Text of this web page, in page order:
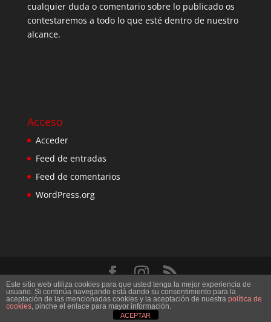
cualquier duda o comentario sobre lo publicado os
contestaremos a todo lo que esté dentro de nuestro
alcance.
Acceso
Acceder
Feed de entradas
Feed de comentarios
WordPress.org
Diseñado porElegant Themes| Desarrollado por
WordPress
Este sitio web utiliza cookies para que usted tenga la mejor experiencia de
usuario. Si continúa navegando está dando su consentimiento para la
aceptación de las mencionadas cookies y la aceptación de nuestra política de
cookies, pinche el enlace para mayor información.
ACEPTAR